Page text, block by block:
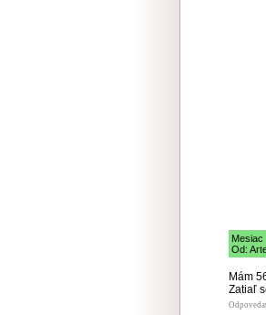
Mesiac
Od:
Mám
Zatiaľ